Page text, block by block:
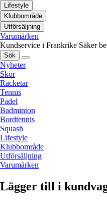
Lifestyle
Klubbområde
Utförsäljning
Varumärken
Kundservice i Frankrike Säker
Sök
Nyheter
Skor
Racketar
Tennis
Padel
Badminton
Bordtennis
Squash
Lifestyle
Klubbområde
Utförsäljning
Varumärken
Lägger till i